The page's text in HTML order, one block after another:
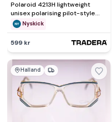
Polaroid 4213H lightweight
unisex polarising pilot-style
vintage sunglasses-14g
Nyskick
599 kr
Halland